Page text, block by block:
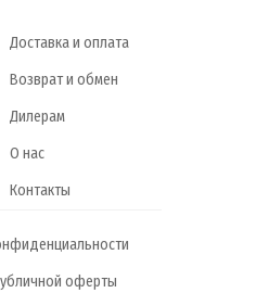
Доставка и оплата
Возврат и обмен
Дилерам
О нас
Контакты
оферты